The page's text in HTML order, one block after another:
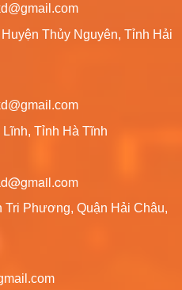
Thủy Nguyên, Tỉnh Hải
Tỉnh Hà Tĩnh
Tri Phương, Quận Hải Châu,